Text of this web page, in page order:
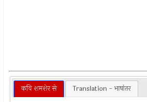
कवि शमशेर से Translation - भाषांतर